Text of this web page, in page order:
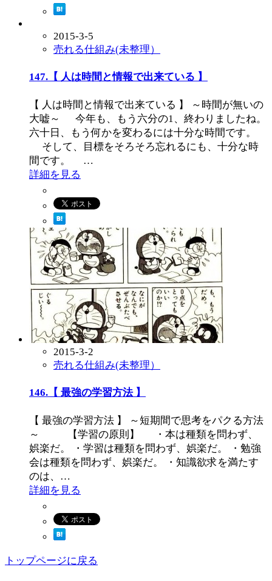
2015-3-5
売れる仕組み(未整理）
147.【 人は時間と情報で出来ている 】
【 人は時間と情報で出来ている 】 ～時間が無いの
大嘘～ 今年も、もう六分の1、終わりましたね。
六十日、もう何かを変わるには十分な時間です。
そして、目標をそろそろ忘れるにも、十分な時
間です。 …
詳細を見る
2015-3-2
売れる仕組み(未整理）
146.【 最強の学習方法 】
【 最強の学習方法 】 ～短期間で思考をパクる方法
～ 【学習の原則】 ・本は種類を問わず、
娯楽だ。 ・学習は種類を問わず、娯楽だ。 ・勉強
会は種類を問わず、娯楽だ。 ・知識欲求を満たす
のは、…
詳細を見る
トップページに戻る